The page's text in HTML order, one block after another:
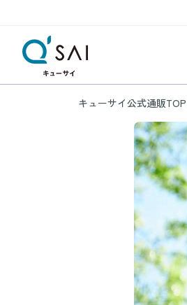
キューサイ公式通販TOP